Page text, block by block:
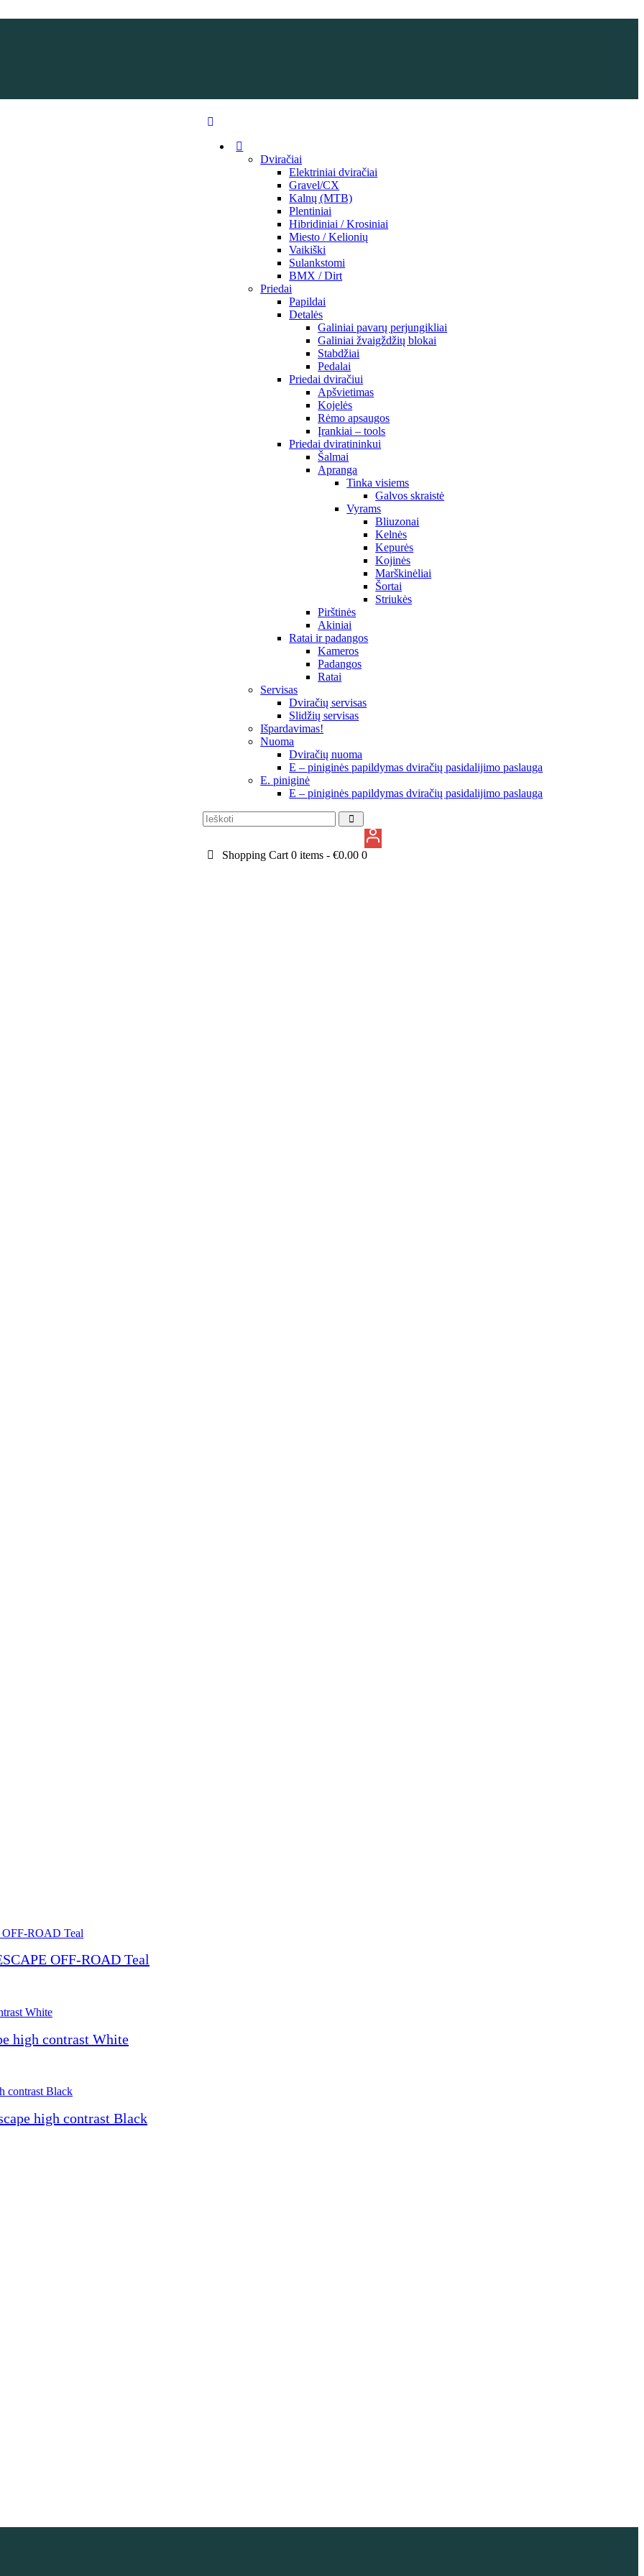
Dviračiai
Elektriniai dviračiai
Gravel/CX
Kalnų (MTB)
Plentiniai
Hibridiniai / Krosiniai
Miesto / Kelionių
Vaikiški
Sulankstomi
BMX / Dirt
Priedai
Papildai
Detalės
Galiniai pavarų perjungikliai
Galiniai žvaigždžių blokai
Stabdžiai
Pedalai
Priedai dviračiui
Apšvietimas
Kojelės
Rėmo apsaugos
Įrankiai – tools
Priedai dviratininkui
Šalmai
Apranga
Tinka visiems
Galvos skraistė
Vyrams
Bliuzonai
Kelnės
Kepurės
Kojinės
Marškinėliai
Šortai
Striukės
Pirštinės
Akiniai
Ratai ir padangos
Kameros
Padangos
Ratai
Servisas
Dviračių servisas
Slidžių servisas
Išpardavimas!
Nuoma
Dviračių nuoma
E – piniginės papildymas dviračių pasidalijimo paslauga
E. piniginė
E – piniginės papildymas dviračių pasidalijimo paslauga
Shopping Cart 0 items - €0.00 0
OFF-ROAD Teal
high contrast White
high contrast Black